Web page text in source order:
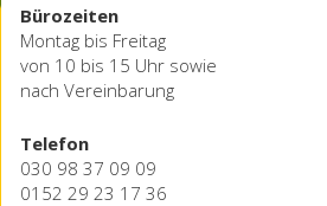
Bürozeiten
Montag bis Freitag
von 10 bis 15 Uhr sowie
nach Vereinbarung
Telefon
030 98 37 09 09
0152 29 23 17 36